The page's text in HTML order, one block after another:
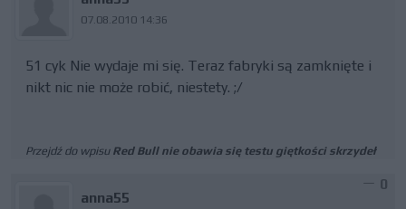
07.08.2010 14:36
51 cyk Nie wydaje mi się. Teraz fabryki są zamknięte i
nikt nic nie może robić, niestety. ;/
Przejdź do wpisu Red Bull nie obawia się testu giętkości skrzydeł
anna55
0